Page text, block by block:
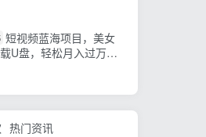
短视频蓝海项目，美女
U盘，轻松月入过万，
热门资讯